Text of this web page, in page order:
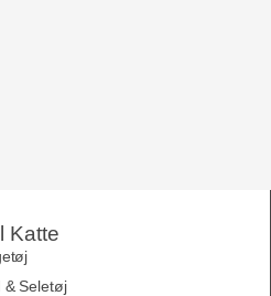
Katte
& Seletøj